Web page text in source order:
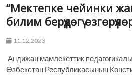
“Мектепке чейинки
билим берүүдөгү
11.12.2023
Андижан мамлекеттик
Өзбекстан Республикасынын